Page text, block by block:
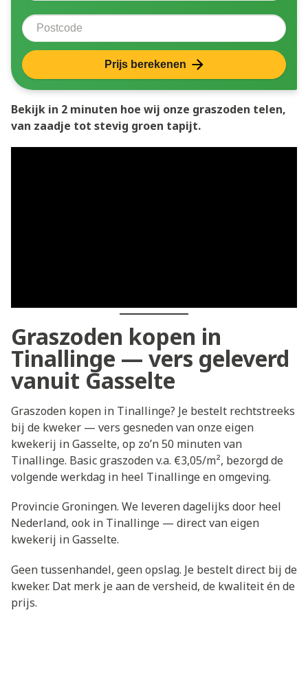
Postcode
Prijs berekenen
Bekijk in 2 minuten hoe wij onze graszoden telen,
van zaadje tot stevig groen tapijt.
Graszoden kopen in
Tinallinge — vers geleverd
vanuit Gasselte
Graszoden kopen in Tinallinge? Je bestelt rechtstreeks
bij de kweker — vers gesneden van onze eigen
kwekerij in Gasselte, op zo’n 50 minuten van
Tinallinge. Basic graszoden v.a. €3,05/m², bezorgd de
volgende werkdag in heel Tinallinge en omgeving.
Provincie Groningen. We leveren dagelijks door heel
Nederland, ook in Tinallinge — direct van eigen
kwekerij in Gasselte.
Geen tussenhandel, geen opslag. Je bestelt direct bij de
kweker. Dat merk je aan de versheid, de kwaliteit én de
prijs.